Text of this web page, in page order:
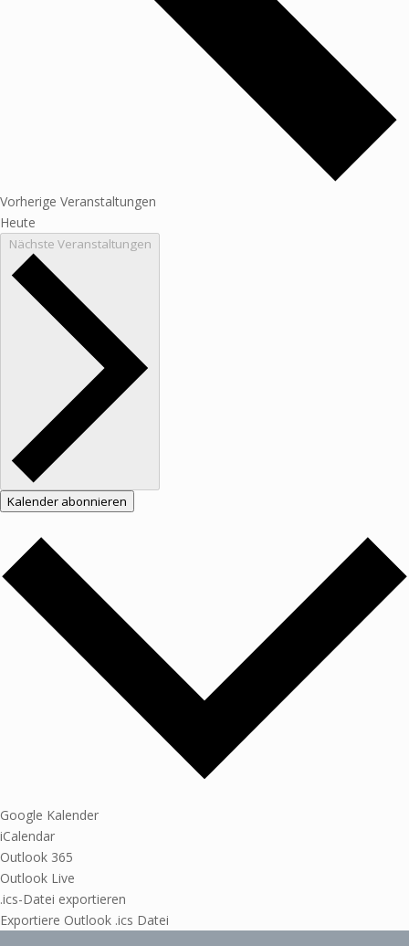
Vorherige Veranstaltungen
Heute
Nächste Veranstaltungen
Kalender abonnieren
Google Kalender
iCalendar
Outlook 365
Outlook Live
.ics-Datei exportieren
Exportiere Outlook .ics Datei